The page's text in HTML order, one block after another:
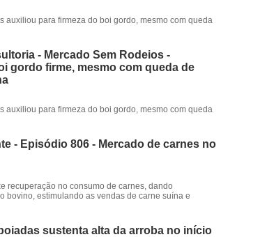
auxiliou para firmeza do boi gordo, mesmo com queda
- Mercado Sem Rodeios -
gordo firme, mesmo com queda de
auxiliou para firmeza do boi gordo, mesmo com queda
- Episódio 806 - Mercado de carnes no
recuperação no consumo de carnes, dando
bovino, estimulando as vendas de carne suína e
sustenta alta da arroba no início